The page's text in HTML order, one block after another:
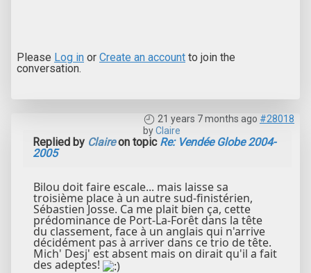
Please Log in or Create an account to join the
conversation.
21 years 7 months ago #28018
byClaire
Replied by Claireon topic Re: Vendée Globe 2004-
2005
Bilou doit faire escale... mais laisse sa
troisième place à un autre sud-finistérien,
Sébastien Josse. Ca me plait bien ça, cette
prédominance de Port-La-Forêt dans la tête
du classement, face à un anglais qui n'arrive
décidément pas à arriver dans ce trio de tête.
Mich' Desj' est absent mais on dirait qu'il a fait
des adeptes!